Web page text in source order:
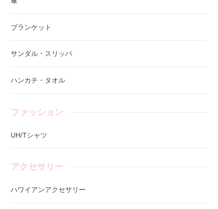
ブランケット
サンダル・スリッパ
ハンカチ・タオル
ファッション
UH/Tシャツ
アクセサリー
ハワイアンアクセサリー